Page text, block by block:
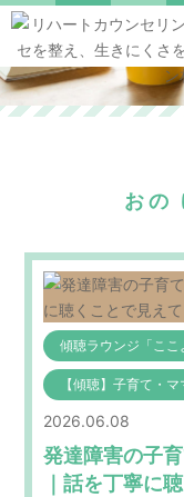
おの
傾聴ラウンジ「ここ
【傾聴】子育て・
2026.06.08
発達障害の子
｜話を丁寧に